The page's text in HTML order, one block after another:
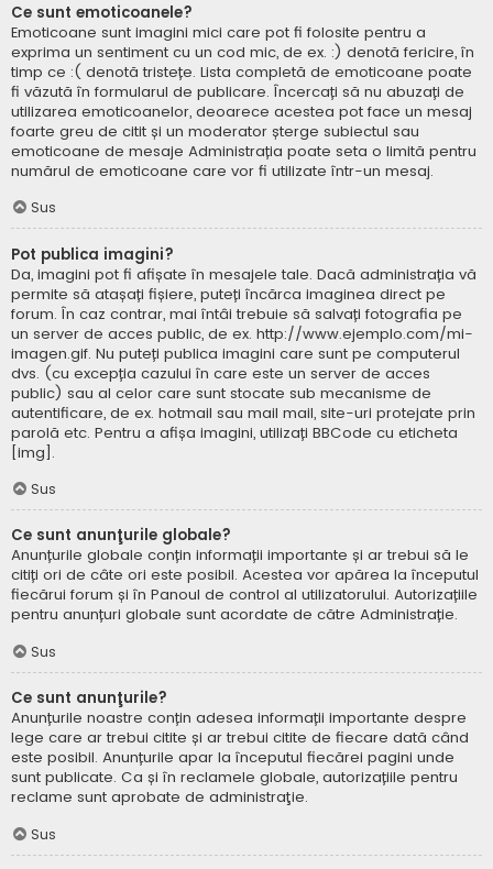
Ce sunt emoticoanele?
Emoticoane sunt imagini mici care pot fi folosite pentru a
exprima un sentiment cu un cod mic, de ex. :) denotă fericire, în
timp ce :( denotă tristețe. Lista completă de emoticoane poate
fi văzută în formularul de publicare. Încercați să nu abuzați de
utilizarea emoticoanelor, deoarece acestea pot face un mesaj
foarte greu de citit și un moderator șterge subiectul sau
emoticoane de mesaje Administrația poate seta o limită pentru
numărul de emoticoane care vor fi utilizate într-un mesaj.
Sus
Pot publica imagini?
Da, imagini pot fi afișate în mesajele tale. Dacă administrația vă
permite să atașați fișiere, puteți încărca imaginea direct pe
forum. În caz contrar, mai întâi trebuie să salvați fotografia pe
un server de acces public, de ex. http://www.ejemplo.com/mi-
imagen.gif. Nu puteți publica imagini care sunt pe computerul
dvs. (cu excepția cazului în care este un server de acces
public) sau al celor care sunt stocate sub mecanisme de
autentificare, de ex. hotmail sau mail mail, site-uri protejate prin
parolă etc. Pentru a afișa imagini, utilizați BBCode cu eticheta
[img].
Sus
Ce sunt anunţurile globale?
Anunțurile globale conțin informații importante și ar trebui să le
citiți ori de câte ori este posibil. Acestea vor apărea la începutul
fiecărui forum și în Panoul de control al utilizatorului. Autorizațiile
pentru anunțuri globale sunt acordate de către Administrație.
Sus
Ce sunt anunţurile?
Anunțurile noastre conțin adesea informații importante despre
lege care ar trebui citite și ar trebui citite de fiecare dată când
este posibil. Anunțurile apar la începutul fiecărei pagini unde
sunt publicate. Ca și în reclamele globale, autorizațiile pentru
reclame sunt aprobate de administraţie.
Sus